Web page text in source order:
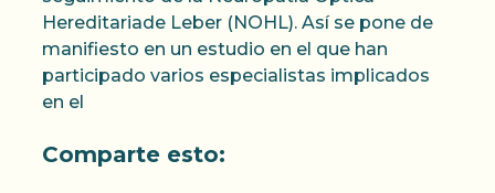
Hereditariade Leber (NOHL). Así se pone de
manifiesto en un estudio en el que han
participado varios especialistas implicados
en el
Comparte esto: